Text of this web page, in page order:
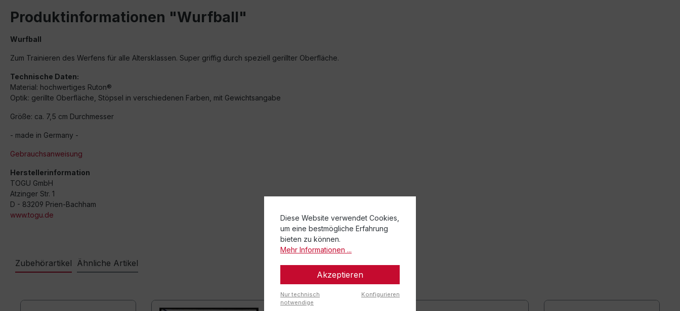
Produktinformationen "Wurfball"
Wurfball
Zum Trainieren des Werfens für alle Altersklassen. Super griffig durch speziell gerillter Oberfläche.
Technische Daten:
Material: hochwertiges Ruton®
Optik: gerillte Oberfläche, Stöpsel in verschiedenen Farben, mit Gewichtsangabe
Größe: ca. 7,5 cm Durchmesser
- made in Germany -
Gebrauchsanweisung
Herstellerinformation
TOGU GmbH
Atzinger Str. 1
D - 83209 Prien-Bachham
www.togu.de
Zubehörartikel Ähnliche Artikel
Diese Website verwendet Cookies,
um eine bestmögliche Erfahrung
bieten zu können.
Mehr Informationen ...
Akzeptieren
Nur technisch
notwendige
Konfigurieren